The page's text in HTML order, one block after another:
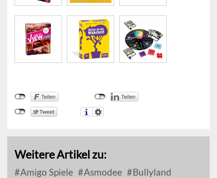
Weitere Artikel zu:
Amigo Spiele Asmodee
Bullyland